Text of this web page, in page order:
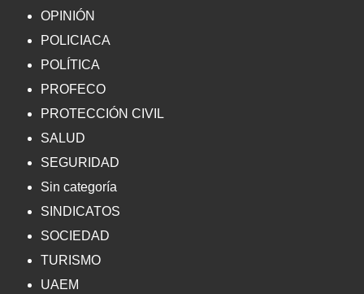
OPINIÓN
POLICIACA
POLÍTICA
PROFECO
PROTECCIÓN CIVIL
SALUD
SEGURIDAD
Sin categoría
SINDICATOS
SOCIEDAD
TURISMO
UAEM